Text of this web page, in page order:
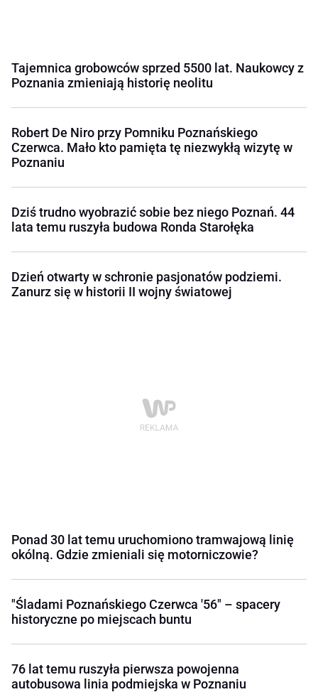
Tajemnica grobowców sprzed 5500 lat. Naukowcy z
Poznania zmieniają historię neolitu
Robert De Niro przy Pomniku Poznańskiego
Czerwca. Mało kto pamięta tę niezwykłą wizytę w
Poznaniu
Dziś trudno wyobrazić sobie bez niego Poznań. 44
lata temu ruszyła budowa Ronda Starołęka
Dzień otwarty w schronie pasjonatów podziemi.
Zanurz się w historii II wojny światowej
Ponad 30 lat temu uruchomiono tramwajową linię
okólną. Gdzie zmieniali się motorniczowie?
"Śladami Poznańskiego Czerwca '56" – spacery
historyczne po miejscach buntu
76 lat temu ruszyła pierwsza powojenna
autobusowa linia podmiejska w Poznaniu